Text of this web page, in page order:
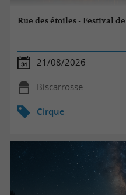
Rue des étoiles - Festival
21/08/2026
Biscarrosse
Cirque